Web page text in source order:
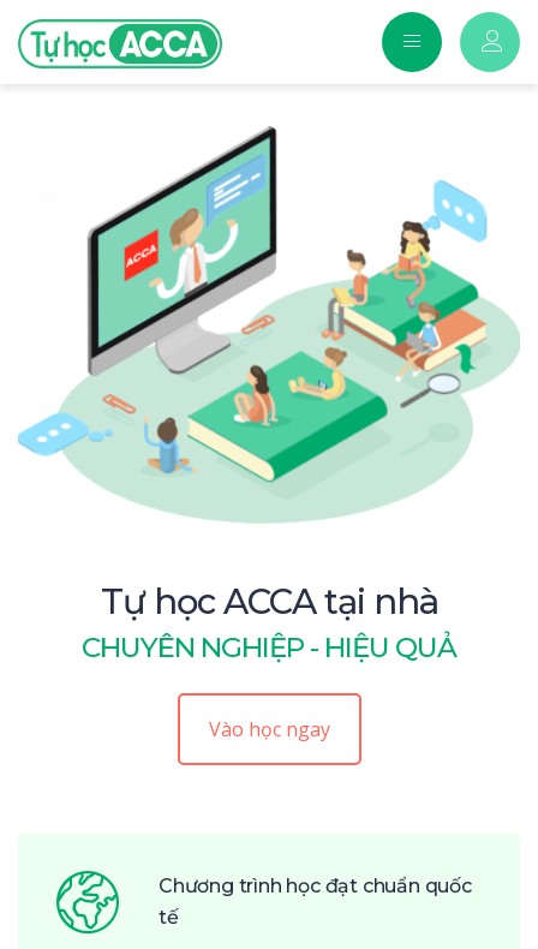
Tự học ACCA tại nhà
CHUYÊN NGHIỆP - HIỆU QUẢ
Vào học ngay
Chương trình học đạt chuẩn quốc
tế